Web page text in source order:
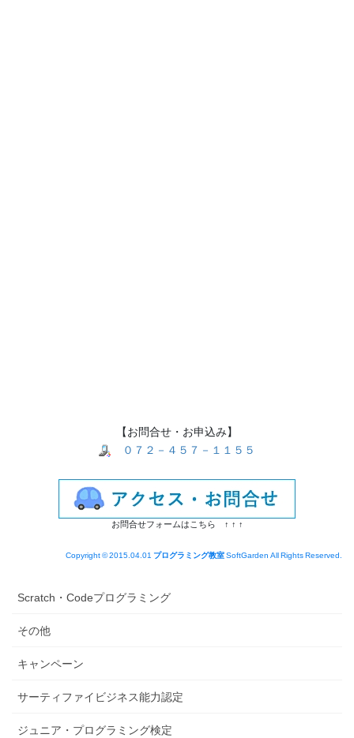
【お問合せ・お申込み】
０７２－４５７－１１５５
お問合せフォームはこちら ↑ ↑ ↑
Copyright © 2015.04.01 プログラミング教室SoftGarden All Rights Reserved.
Scratch・Codeプログラミング
その他
キャンペーン
サーティファイビジネス能力認定
ジュニア・プログラミング検定